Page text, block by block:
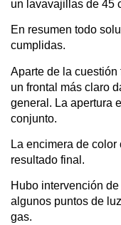
un lavavajillas de 45
En resumen todo
cumplidas.
Aparte de la
un frontal más claro
general. La apertura
conjunto.
La encimera de
resultado final.
Hubo intervención
algunos puntos de
gas.